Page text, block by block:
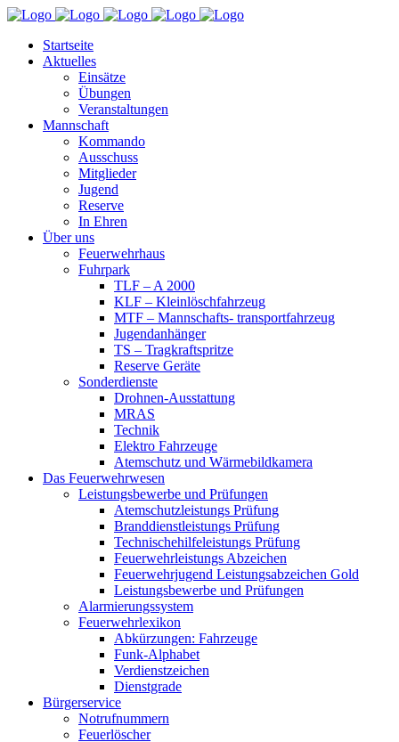
Startseite
Aktuelles
Einsätze
Übungen
Veranstaltungen
Mannschaft
Kommando
Ausschuss
Mitglieder
Jugend
Reserve
In Ehren
Über uns
Feuerwehrhaus
Fuhrpark
TLF – A 2000
KLF – Kleinlöschfahrzeug
MTF – Mannschafts- transportfahrzeug
Jugendanhänger
TS – Tragkraftspritze
Reserve Geräte
Sonderdienste
Drohnen-Ausstattung
MRAS
Technik
Elektro Fahrzeuge
Atemschutz und Wärmebildkamera
Das Feuerwehrwesen
Leistungsbewerbe und Prüfungen
Atemschutzleistungs Prüfung
Branddienstleistungs Prüfung
Technischehilfeleistungs Prüfung
Feuerwehrleistungs Abzeichen
Feuerwehrjugend Leistungsabzeichen Gold
Leistungsbewerbe und Prüfungen
Alarmierungssystem
Feuerwehrlexikon
Abkürzungen: Fahrzeuge
Funk-Alphabet
Verdienstzeichen
Dienstgrade
Bürgerservice
Notrufnummern
Feuerlöscher